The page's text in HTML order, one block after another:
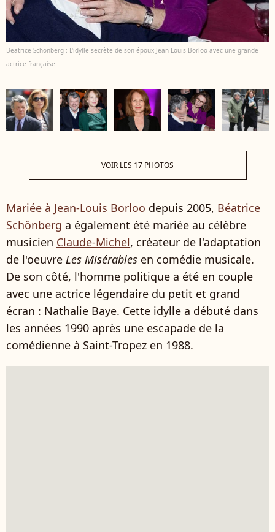
Beatrice Schönberg : L'idylle secrète de son époux Jean-Louis Borloo avec une grande
actrice française
VOIR LES 17 PHOTOS
Mariée à Jean-Louis Borloo depuis 2005, Béatrice
Schönberg a également été mariée au célèbre
musicien Claude-Michel, créateur de l'adaptation
de l'oeuvre Les Misérables en comédie musicale.
De son côté, l'homme politique a été en couple
avec une actrice légendaire du petit et grand
écran : Nathalie Baye. Cette idylle a débuté dans
les années 1990 après une escapade de la
comédienne à Saint-Tropez en 1988.